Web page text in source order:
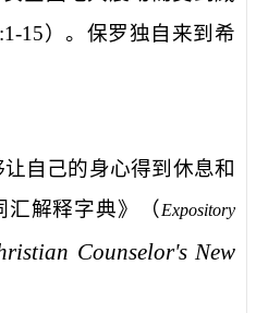
15）。保罗独自来到希
自己的身心得到休息和
汇解释字典》（Expository
Counselor's New